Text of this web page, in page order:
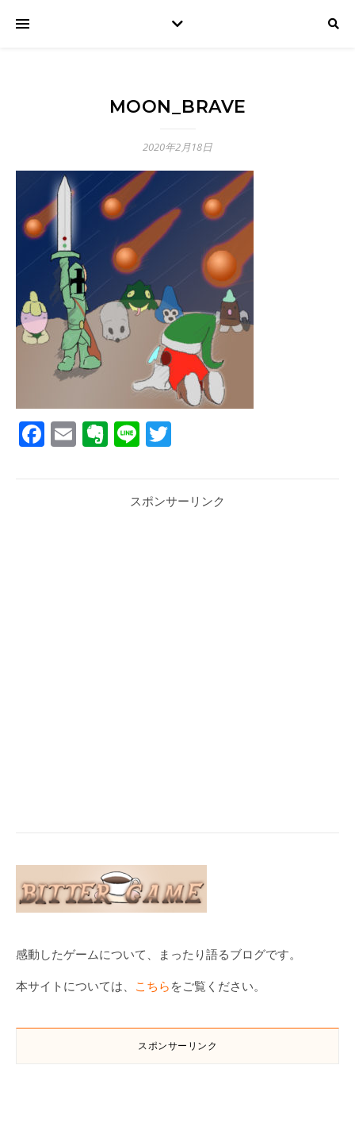
MOON_BRAVE
2020年2月18日
Facebook
EmailEvernote
Line
スポンサーリンク
感動したゲームについて、まったり語るブログです。
本サイトについては、 こちら をご覧ください。
スポンサーリンク